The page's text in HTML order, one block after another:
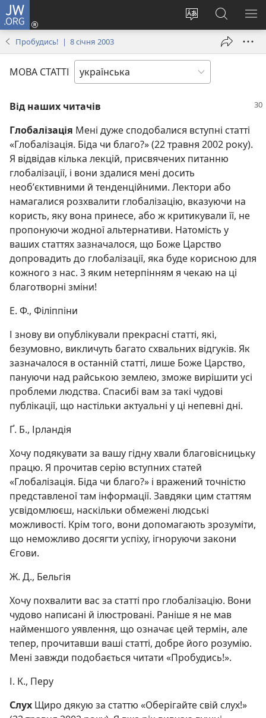
JW.ORG
Змінити
Увійти
(відкривається
вікні)
Пошук
на
сайті
Пробудись! | 8 січня 2003
МОВА СТАТТІ
Від наших читачів
Глобалізація Мені дуже сподобалися вступні статті
«Глобалізація. Біда чи благо?» (22 травня 2002 року).
Я відвідав кілька лекцій, присвячених питанню
глобалізації, і вони здалися мені досить
необ’єктивними й тенденційними. Лектори або
намагалися розхвалити глобалізацію, вказуючи на
користь, яку вона принесе, або ж критикували її, не
пропонуючи жодної альтернативи. Натомість у
ваших статтях зазначалося, що Боже Царство
допровадить до глобалізації, яка буде корисною для
кожного з нас. З яким нетерпінням я чекаю на ці
благотворні зміни!
Е. Ф., Філіппіни
І знову ви опублікували прекрасні статті, які,
безумовно, викличуть багато схвальних відгуків. Як
зазначалося в останній статті, лише Боже Царство,
пануючи над райською землею, зможе вирішити усі
проблеми людства. Спасибі вам за такі чудові
публікації, що настільки актуальні у ці непевні дні.
Ґ. Б., Ірландія
Хочу подякувати за вашу гідну хвали благовісницьку
працю. Я прочитав серію вступних статей
«Глобалізація. Біда чи благо?» і вражений точністю
представленої там інформації. Завдяки цим статтям
усвідомлюєш, наскільки обмежені людські
можливості. Крім того, вони допомагають зрозуміти,
що неможливо досягти успіху, ігноруючи закони
Єгови.
Ж. Д., Бельгія
Хочу похвалити вас за статті про глобалізацію. Вони
чудово написані й ілюстровані. Раніше я не мав
найменшого уявлення, що означає цей термін, але
тепер, прочитавши ваші статті, добре його розумію.
Мені завжди подобається читати «Пробудись!».
І. К., Перу
Слух Щиро дякую за статтю «Оберігайте свій слух!»